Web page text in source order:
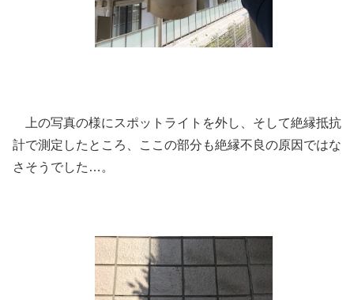
上の写真の様にスポットライトを外し、そして絶縁抵抗
計で測定したところ、ここの部分も絶縁不良の原因ではな
さそうでした…。